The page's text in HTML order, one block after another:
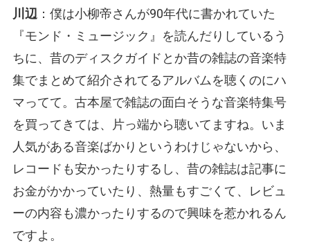
川辺 ：僕は小柳帝さんが90年代に書かれていた
『モンド・ミュージック』を読んだりしているう
ちに、昔のディスクガイドとか昔の雑誌の音楽特
集でまとめて紹介されてるアルバムを聴くのにハ
マってて。古本屋で雑誌の面白そうな音楽特集号
を買ってきては、片っ端から聴いてますね。いま
人気がある音楽ばかりというわけじゃないから、
レコードも安かったりするし、昔の雑誌は記事に
お金がかかっていたり、熱量もすごくて、レビュ
ーの内容も濃かったりするので興味を惹かれるん
ですよ。